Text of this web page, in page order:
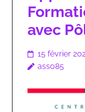
avec
15 février
asso85